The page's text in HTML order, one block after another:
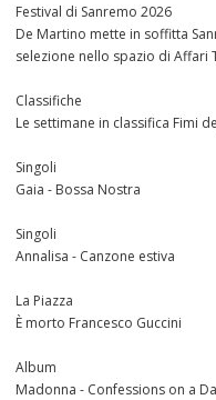
Festival di Sanremo 2026
De Martino mette in soffitta
selezione nello spazio di Affari
Classifiche
Le settimane in classifica Fimi
Singoli
Gaia - Bossa Nostra
Singoli
Annalisa - Canzone estiva
La Piazza
È morto Francesco Guccini
Album
Madonna - Confessions on a